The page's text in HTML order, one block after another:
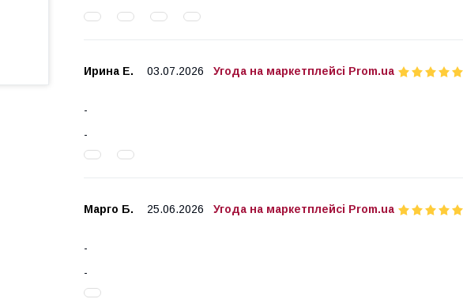
Ирина Е. 03.07.2026 Угода на маркетплейсі Prom.ua
Марго Б. 25.06.2026 Угода на маркетплейсі Prom.ua